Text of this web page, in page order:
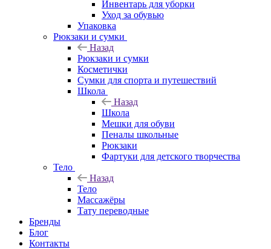
Инвентарь для уборки
Уход за обувью
Упаковка
Рюкзаки и сумки
Назад
Рюкзаки и сумки
Косметички
Сумки для спорта и путешествий
Школа
Назад
Школа
Мешки для обуви
Пеналы школьные
Рюкзаки
Фартуки для детского творчества
Тело
Назад
Тело
Массажёры
Тату переводные
Бренды
Блог
Контакты